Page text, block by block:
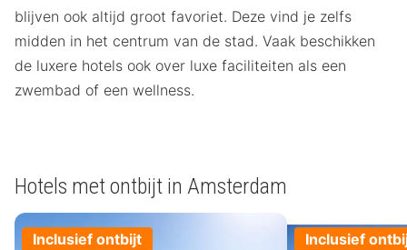
blijven ook altijd groot favoriet. Deze vind je zelfs
midden in het centrum van de stad. Vaak beschikken
de luxere hotels ook over luxe faciliteiten als een
zwembad of een wellness.
Hotels met ontbijt in Amsterdam
Inclusief ontbijt Inclusief